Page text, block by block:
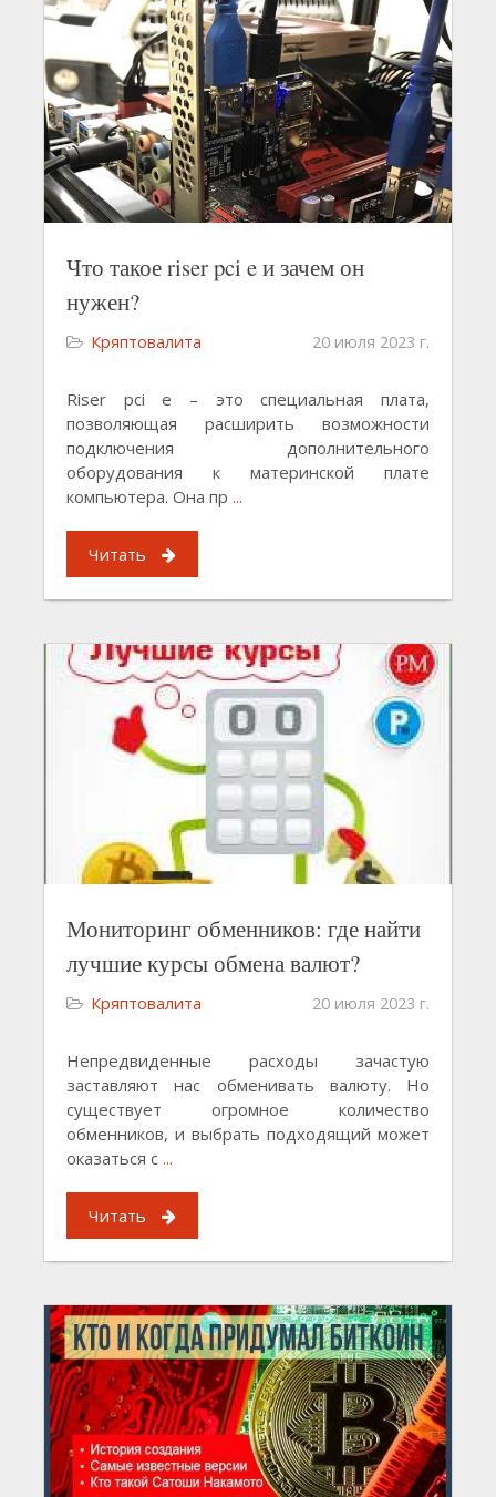
Что такое riser pci e и зачем он
нужен?
Кряптовалита 20 июля 2023 г.
Riser pci e – это специальная плата,
позволяющая расширить возможности
подключения дополнительного
оборудования к материнской плате
компьютера. Она пр ...
Читать
Мониторинг обменников: где найти
лучшие курсы обмена валют?
Кряптовалита 20 июля 2023 г.
Непредвиденные расходы зачастую
заставляют нас обменивать валюту. Но
существует огромное количество
обменников, и выбрать подходящий может
оказаться с ...
Читать